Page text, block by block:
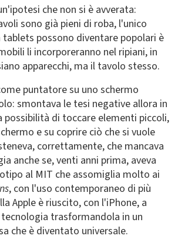
che non si è avverata:
sono già pieni di roba, l'unico
possono diventare popolari è
li incorporeranno nel ripiani, in
apparecchi, ma il tavolo stesso.
puntatore su uno schermo
smontava le tesi negative allora in
possibilità di toccare elementi piccoli,
e su coprire ciò che si vuole
correttamente, che mancava
anche se, venti anni prima, aveva
al MIT che assomiglia molto ai
, con l'uso contemporaneo di più
Apple è riuscito, con l'iPhone, a
trasformandola in un
che è diventato universale.